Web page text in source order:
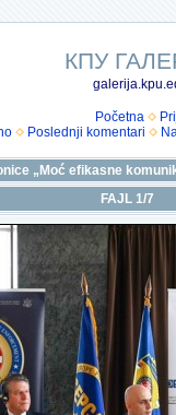
КПУ
Početna
Poslednji komentari
„Moć efikasne
FAJL 1/7